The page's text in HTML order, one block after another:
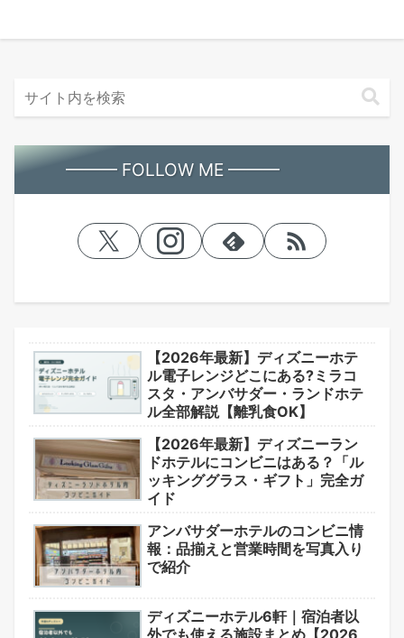
━━━ FOLLOW ME ━━━
【2026年最新】ディズニーホテ
ル電子レンジどこにある?ミラコ
スタ・アンバサダー・ランドホテ
ル全部解説【離乳食OK】
【2026年最新】ディズニーラン
ドホテルにコンビニはある？「ル
ッキンググラス・ギフト」完全ガ
イド
アンバサダーホテルのコンビニ情
報：品揃えと営業時間を写真入り
で紹介
ディズニーホテル6軒｜宿泊者以